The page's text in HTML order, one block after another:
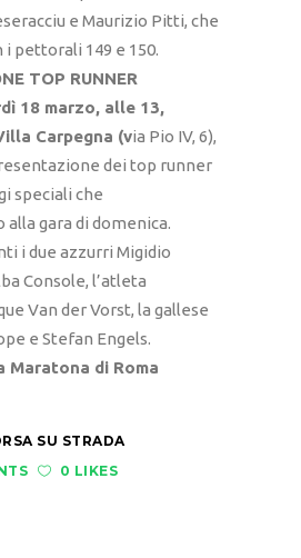
e Maurizio Pitti, che
pettorali 149 e 150.
TOP RUNNER
18 marzo, alle 13,
Carpegna (via Pio IV, 6),
dei top runner
speciali che
gara di domenica.
i due azzurri Migidio
Console, l’atleta
Van der Vorst, la gallese
e Stefan Engels.
Maratona di Roma
SU STRADA
0 LIKES